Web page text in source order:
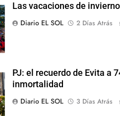
Las vacaciones de
Diario EL SOL
2 Días Atrás
PJ: el recuerdo de Evita a
inmortalidad
Diario EL SOL
3 Días Atrás